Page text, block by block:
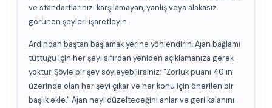
ve standartlarınızı karşılamayan, yanlış veya alakasız
görünen şeyleri işaretleyin.
Ardından baştan başlamak yerine yönlendirin. Ajan bağlamı
tuttuğu için her şeyi sıfırdan yeniden açıklamanıza gerek
yoktur. Şöyle bir şey söyleyebilirsiniz: "Zorluk puanı 40'ın
üzerinde olan her şeyi çıkar ve her konu için önerilen bir
başlık ekle." Ajan neyi düzelteceğini anlar ve geri kalanını